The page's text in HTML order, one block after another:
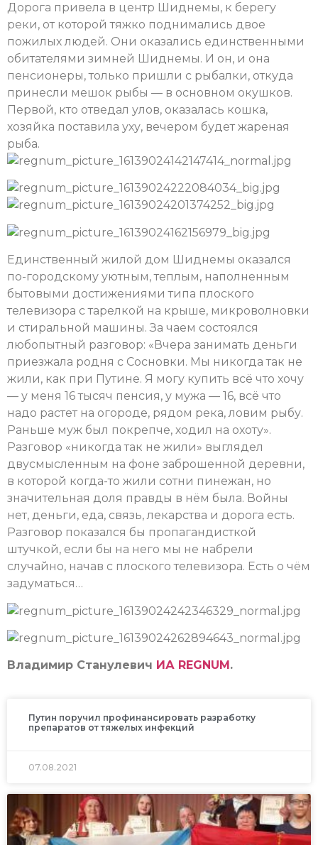
Дорога привела в центр Шиднемы, к берегу
реки, от которой тяжко поднимались двое
пожилых людей. Они оказались единственными
обитателями зимней Шиднемы. И он, и она
пенсионеры, только пришли с рыбалки, откуда
принесли мешок рыбы — в основном окушков.
Первой, кто отведал улов, оказалась кошка,
хозяйка поставила уху, вечером будет жареная
рыба.
Единственный жилой дом Шиднемы оказался
по-городскому уютным, теплым, наполненным
бытовыми достижениями типа плоского
телевизора с тарелкой на крыше, микроволновки
и стиральной машины. За чаем состоялся
любопытный разговор: «Вчера занимать деньги
приезжала родня с Сосновки. Мы никогда так не
жили, как при Путине. Я могу купить всё что хочу
— у меня 16 тысяч пенсия, у мужа — 16, всё что
надо растет на огороде, рядом река, ловим рыбу.
Раньше муж был покрепче, ходил на охоту».
Разговор «никогда так не жили» выглядел
двусмысленным на фоне заброшенной деревни,
в которой когда-то жили сотни пинежан, но
значительная доля правды в нём была. Войны
нет, деньги, еда, связь, лекарства и дорога есть.
Разговор показался бы пропагандисткой
штучкой, если бы на него мы не набрели
случайно, начав с плоского телевизора. Есть о чём
задуматься…
Владимир Станулевич ИА REGNUM .
Путин поручил профинансировать разработку
препаратов от тяжелых инфекций
07.08.2021